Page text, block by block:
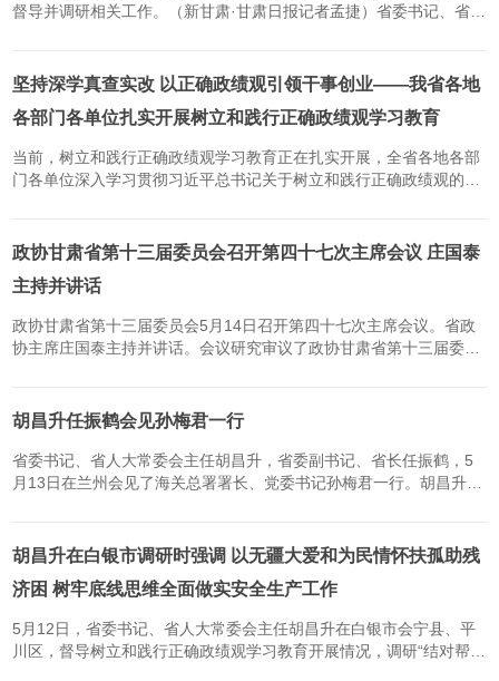
督导并调研相关工作。（新甘肃·甘肃日报记者孟捷）省委书记、省人
正确政绩观学习教育、整治形式主义为基层减负、群众身边不正...
坚持深学真查实改 以正确政绩观引领干事创业——我省各地
各部门各单位扎实开展树立和践行正确政绩观学习教育
当前，树立和践行正确政绩观学习教育正在扎实开展，全省各地各部
门各单位深入学习贯彻习近平总书记关于树立和践行正确政绩观的重
查改，以正确政绩观引领干事创业，切实把学习成果转化为指导...
政协甘肃省第十三届委员会召开第四十七次主席会议 庄国泰
主持并讲话
政协甘肃省第十三届委员会5月14日召开第四十七次主席会议。省政
协主席庄国泰主持并讲话。会议研究审议了政协甘肃省第十三届委员
七次常委会会议将围绕“推动甘肃加速新旧动能转换，加快发展新...
胡昌升任振鹤会见孙梅君一行
省委书记、省人大常委会主任胡昌升，省委副书记、省长任振鹤，5
月13日在兰州会见了海关总署署长、党委书记孙梅君一行。胡昌升对
全省发展情况。他说，当前我们正在深入贯彻落实习近平总书记视...
胡昌升在白银市调研时强调 以无疆大爱和为民情怀扶孤助残
济困 树牢底线思维全面做实安全生产工作
5月12日，省委书记、省人大常委会主任胡昌升在白银市会宁县、平
川区，督导树立和践行正确政绩观学习教育开展情况，调研“结对帮扶